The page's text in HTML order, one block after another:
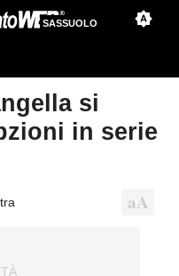
SASSUOLO
si
in serie